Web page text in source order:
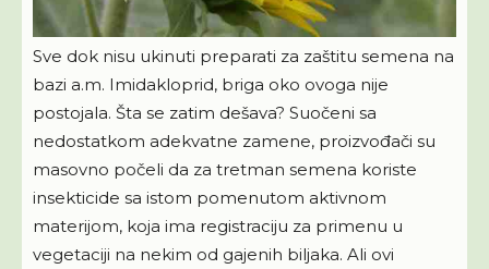
Sve dok nisu ukinuti preparati za zaštitu semena na
bazi a.m. Imidakloprid, briga oko ovoga nije
postojala. Šta se zatim dešava? Suočeni sa
nedostatkom adekvatne zamene, proizvođači su
masovno počeli da za tretman semena koriste
insekticide sa istom pomenutom aktivnom
materijom, koja ima registraciju za primenu u
vegetaciji na nekim od gajenih biljaka. Ali ovi